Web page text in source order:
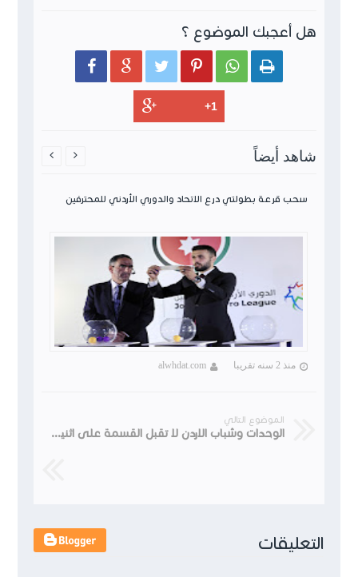
هل أعجبك الموضوع ؟
     
شاهد أيضاً
سحب قرعة بطولتي درع الاتحاد والدوري الأردني للمحترفين
منذ 2 سنه تقريبا alwhdat.com
 
الموضوع التالي
الوحدات وشباب الاردن لا تقبل القسمة على اثنين في نصف نهائي الدرع 2020
التعليقات